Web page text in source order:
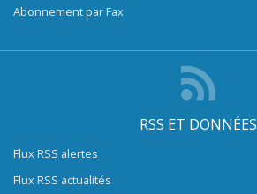
Abonnement par Fax
RSS ET DONNÉES
Flux RSS alertes
Flux RSS actualités